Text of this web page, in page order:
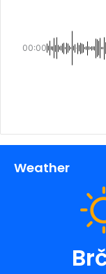
00:00
Weather